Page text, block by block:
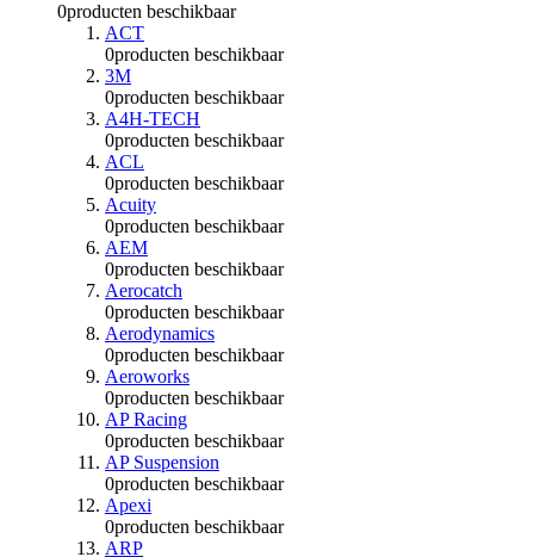
0producten beschikbaar
ACT
0producten beschikbaar
3M
0producten beschikbaar
A4H-TECH
0producten beschikbaar
ACL
0producten beschikbaar
Acuity
0producten beschikbaar
AEM
0producten beschikbaar
Aerocatch
0producten beschikbaar
Aerodynamics
0producten beschikbaar
Aeroworks
0producten beschikbaar
AP Racing
0producten beschikbaar
AP Suspension
0producten beschikbaar
Apexi
0producten beschikbaar
ARP